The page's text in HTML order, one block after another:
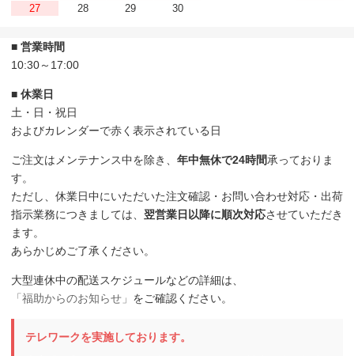
27
28 29 30
■ 営業時間
10:30～17:00
■ 休業日
土・日・祝日
およびカレンダーで赤く表示されている日
ご注文はメンテナンス中を除き、 年中無休で24時間承っておりま
す。
ただし、休業日中にいただいた注文確認・お問い合わせ対応・出荷
指示業務につきましては、 翌営業日以降に順次対応させていただき
ます。
あらかじめご了承ください。
大型連休中の配送スケジュールなどの詳細は、
「福助からのお知らせ」 をご確認ください。
テレワークを実施しております。